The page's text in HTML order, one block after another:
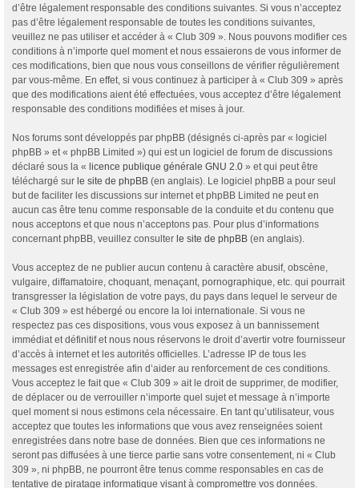
d’être légalement responsable des conditions suivantes. Si vous n’acceptez
pas d’être légalement responsable de toutes les conditions suivantes,
veuillez ne pas utiliser et accéder à « Club 309 ». Nous pouvons modifier ces
conditions à n’importe quel moment et nous essaierons de vous informer de
ces modifications, bien que nous vous conseillons de vérifier régulièrement
par vous-même. En effet, si vous continuez à participer à « Club 309 » après
que des modifications aient été effectuées, vous acceptez d’être légalement
responsable des conditions modifiées et mises à jour.
Nos forums sont développés par phpBB (désignés ci-après par « logiciel
phpBB » et « phpBB Limited ») qui est un logiciel de forum de discussions
déclaré sous la « licence publique générale GNU 2.0 » et qui peut être
téléchargé sur le site de phpBB (en anglais). Le logiciel phpBB a pour seul
but de faciliter les discussions sur internet et phpBB Limited ne peut en
aucun cas être tenu comme responsable de la conduite et du contenu que
nous acceptons et que nous n’acceptons pas. Pour plus d’informations
concernant phpBB, veuillez consulter le site de phpBB (en anglais).
Vous acceptez de ne publier aucun contenu à caractère abusif, obscène,
vulgaire, diffamatoire, choquant, menaçant, pornographique, etc. qui pourrait
transgresser la législation de votre pays, du pays dans lequel le serveur de
« Club 309 » est hébergé ou encore la loi internationale. Si vous ne
respectez pas ces dispositions, vous vous exposez à un bannissement
immédiat et définitif et nous nous réservons le droit d’avertir votre fournisseur
d’accès à internet et les autorités officielles. L’adresse IP de tous les
messages est enregistrée afin d’aider au renforcement de ces conditions.
Vous acceptez le fait que « Club 309 » ait le droit de supprimer, de modifier,
de déplacer ou de verrouiller n’importe quel sujet et message à n’importe
quel moment si nous estimons cela nécessaire. En tant qu’utilisateur, vous
acceptez que toutes les informations que vous avez renseignées soient
enregistrées dans notre base de données. Bien que ces informations ne
seront pas diffusées à une tierce partie sans votre consentement, ni « Club
309 », ni phpBB, ne pourront être tenus comme responsables en cas de
tentative de piratage informatique visant à compromettre vos données.